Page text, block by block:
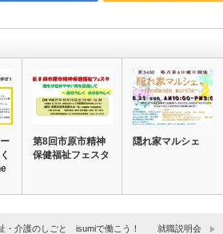
第8回市原市精神
保健福祉フェスタ
隠れ家マルシェ
・介護のしごと isumiで働こう！ 就職説明会